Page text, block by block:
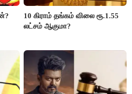
10 கிராம் தங்கம் விலை ரூ.1.55
லட்சம் ஆகுமா?